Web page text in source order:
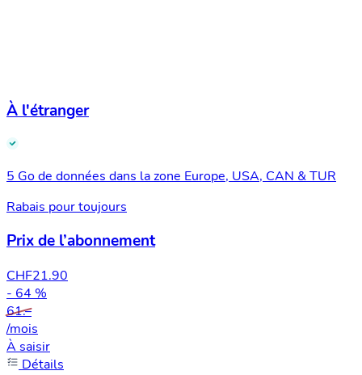
À l'étranger
5 Go de données dans la zone Europe, USA, CAN & TUR
Rabais pour toujours
Prix de l’abonnement
CHF21.90
- 64 %
61.–
/mois
À saisir
Détails